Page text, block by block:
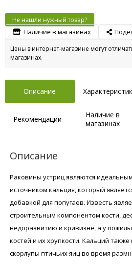
Не нашли нужный товар?
Наличие в магазинах
Цены в интернет-магазине могут
магазинах.
Описание
Рекомендации
Наличие в
магазинах
Описание
Раковины устриц являются
источником кальция, который
добавкой для попугаев. Известь
строительным компонентом кости,
недоразвитию и кривизне, а у
костей и их хрупкости. Кальций
скорлупы птичьих яиц во время